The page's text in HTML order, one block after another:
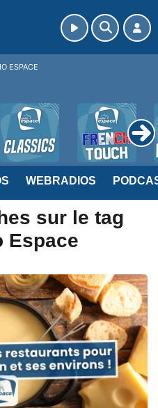
WEBRADIOS
sur le tag
Espace
ESPACE